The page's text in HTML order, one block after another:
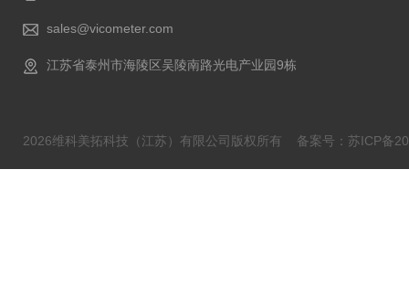
sales@vicometer.com
江苏省泰州市海陵区吴陵南路光电产业园9栋
2026维科美拓科技（江苏）有限公司版权所有 备案号：苏ICP备